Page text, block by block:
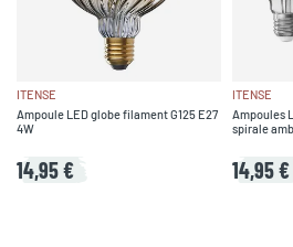
ITENSE
Ampoule LED globe filament G125 E27
4W
14,95 €
ITENSE
Ampoules
spirale
14,95 €